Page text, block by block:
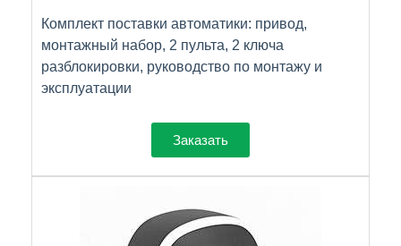
Комплект поставки автоматики: привод,
монтажный набор, 2 пульта, 2 ключа
разблокировки, руководство по монтажу и
эксплуатации
Заказать